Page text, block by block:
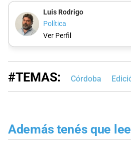
Luis Rodrigo
Política
Ver Perfil
#TEMAS: Córdoba
Además tenés que